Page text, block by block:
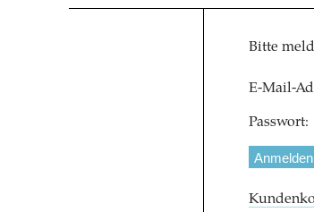
Bitte
E-Mail-
Passwort: